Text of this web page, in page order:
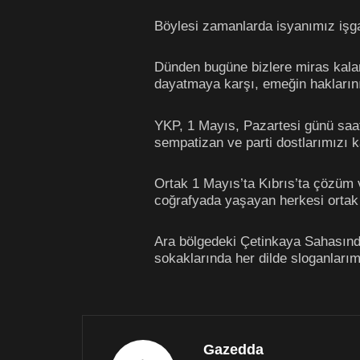
Böylesi zamanlarda isyanımız
Dünden bugüne bizlere miras
dayatmaya karşı, emeğin
YKP, 1 Mayıs, Pazartesi günü
sempatizan ve parti dostlarımızı
Ortak 1 Mayıs’ta Kıbrıs’ta
coğrafyada yaşayan herkesi
Ara bölgedeki Çetinkaya
sokaklarında her dilde
Gazedda